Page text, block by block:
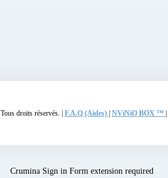
Tous droits réservés. | F.A.Q (Aides) NViNiO BOX ™
Crumina Sign in Form extension required